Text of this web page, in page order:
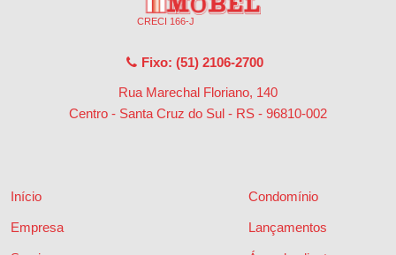
CRECI 166-J
Fixo: (51) 2106-2700
Rua Marechal Floriano, 140
Centro - Santa Cruz do Sul - RS - 96810-002
Início
Empresa
Condomínio
Lançamentos